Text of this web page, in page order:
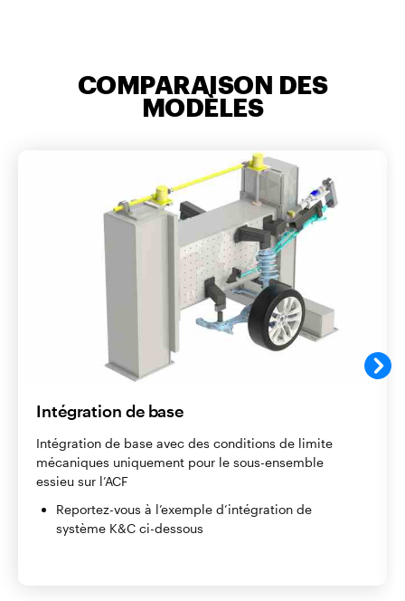
COMPARAISON DES
MODÈLES
Intégration de base
Intégration de base avec des conditions de limite
mécaniques uniquement pour le sous-ensemble
essieu sur l’ACF
Reportez-vous à l’exemple d’intégration de
système K&C ci-dessous